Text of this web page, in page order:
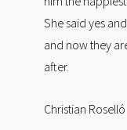
She said yes
and now they
after.
Christian Roselló